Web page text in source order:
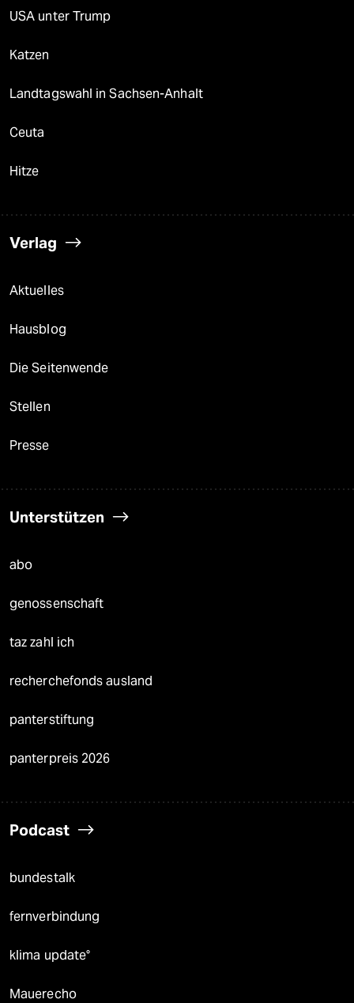
USA unter Trump
Katzen
Landtagswahl in Sachsen-Anhalt
Ceuta
Hitze
Verlag
Aktuelles
Hausblog
Die Seitenwende
Stellen
Presse
Unterstützen
abo
genossenschaft
taz zahl ich
recherchefonds ausland
panterstiftung
panterpreis 2026
Podcast
bundestalk
fernverbindung
klima update°
Mauerecho